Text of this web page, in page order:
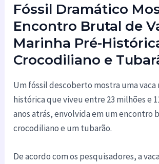
Fóssil Dramático
Encontro Brutal de
Marinha Pré-
Crocodiliano e
Um fóssil descoberto mostra uma vaca
histórica que viveu entre 23 milhões e
anos atrás, envolvida em um encontro
crocodiliano e um tubarão.
De acordo com os pesquisadores, a